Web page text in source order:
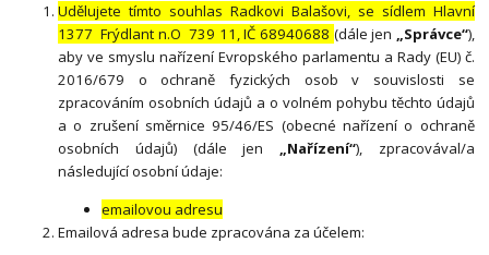
Udělujete tímto souhlas Radkovi Balašovi, se sídlem Hlavní
1377 Frýdlant n.O 739 11, IČ 68940688 (dále jen „Správce“),
aby ve smyslu nařízení Evropského parlamentu a Rady (EU) č.
2016/679 o ochraně fyzických osob v souvislosti se
zpracováním osobních údajů a o volném pohybu těchto údajů
a o zrušení směrnice 95/46/ES (obecné nařízení o ochraně
osobních údajů) (dále jen „Nařízení“), zpracovával/a
následující osobní údaje:
emailovou adresu
Emailová adresa bude zpracována za účelem: